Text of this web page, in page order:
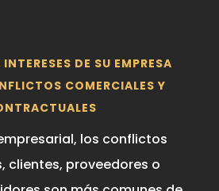
DE SU EMPRESA
COMERCIALES Y
los conflictos
clientes, proveedores o